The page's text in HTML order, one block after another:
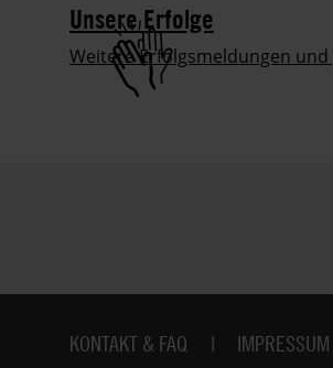
Unsere Erfolge
Weitere Erfolgsmeldungen
Fußbereich
KONTAKT & FAQ IMPRESSUM